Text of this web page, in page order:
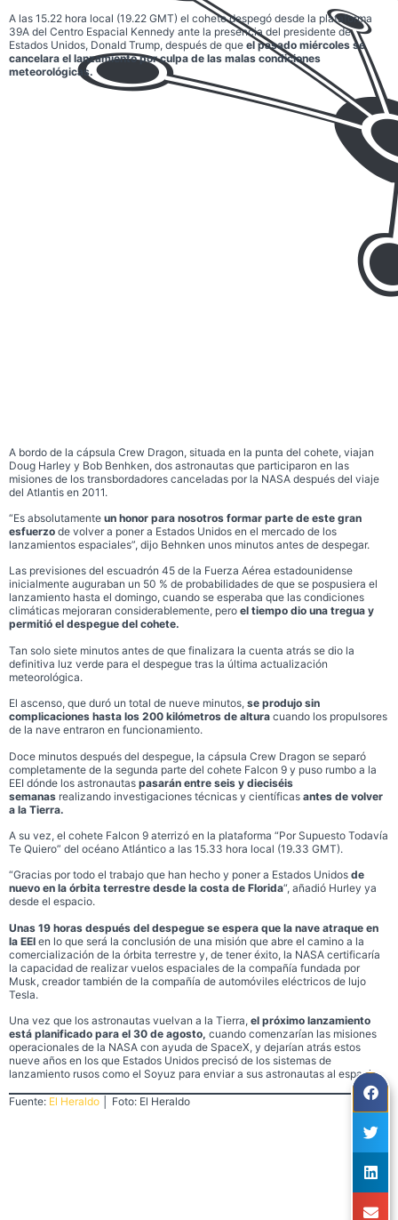
A las 15.22 hora local (19.22 GMT) el cohete despegó desde la plataforma
39A del Centro Espacial Kennedy ante la presencia del presidente de
Estados Unidos, Donald Trump, después de que el pasado miércoles se
cancelara el lanzamiento por culpa de las malas condiciones
meteorológicas.
A bordo de la cápsula Crew Dragon, situada en la punta del cohete, viajan
Doug Harley y Bob Benhken, dos astronautas que participaron en las
misiones de los transbordadores canceladas por la NASA después del viaje
del Atlantis en 2011.
“Es absolutamente un honor para nosotros formar parte de este gran
esfuerzo de volver a poner a Estados Unidos en el mercado de los
lanzamientos espaciales”, dijo Behnken unos minutos antes de despegar.
Las previsiones del escuadrón 45 de la Fuerza Aérea estadounidense
inicialmente auguraban un 50 % de probabilidades de que se pospusiera el
lanzamiento hasta el domingo, cuando se esperaba que las condiciones
climáticas mejoraran considerablemente, pero el tiempo dio una tregua y
permitió el despegue del cohete.
Tan solo siete minutos antes de que finalizara la cuenta atrás se dio la
definitiva luz verde para el despegue tras la última actualización
meteorológica.
El ascenso, que duró un total de nueve minutos, se produjo sin
complicaciones hasta los 200 kilómetros de altura cuando los propulsores
de la nave entraron en funcionamiento.
Doce minutos después del despegue, la cápsula Crew Dragon se separó
completamente de la segunda parte del cohete Falcon 9 y puso rumbo a la
EEI dónde los astronautas pasarán entre seis y dieciséis
semanas realizando investigaciones técnicas y científicas antes de volver
a la Tierra.
A su vez, el cohete Falcon 9 aterrizó en la plataforma “Por Supuesto Todavía
Te Quiero” del océano Atlántico a las 15.33 hora local (19.33 GMT).
“Gracias por todo el trabajo que han hecho y poner a Estados Unidos de
nuevo en la órbita terrestre desde la costa de Florida“, añadió Hurley ya
desde el espacio.
Unas 19 horas después del despegue se espera que la nave atraque en
la EEI en lo que será la conclusión de una misión que abre el camino a la
comercialización de la órbita terrestre y, de tener éxito, la NASA certificaría
la capacidad de realizar vuelos espaciales de la compañía fundada por
Musk, creador también de la compañía de automóviles eléctricos de lujo
Tesla.
Una vez que los astronautas vuelvan a la Tierra, el próximo lanzamiento
está planificado para el 30 de agosto, cuando comenzarían las misiones
operacionales de la NASA con ayuda de SpaceX, y dejarían atrás estos
nueve años en los que Estados Unidos precisó de los sistemas de
lanzamiento rusos como el Soyuz para enviar a sus astronautas al espacio.
Fuente: El Heraldo │ Foto: El Heraldo